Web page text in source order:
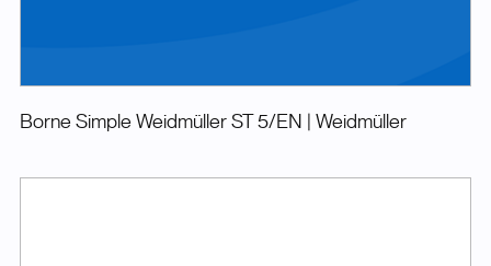
Borne Simple Weidmüller ST 5/EN | Weidmüller